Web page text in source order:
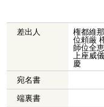
差出人
権都維
位頼厳
師位全
上座威
慶
宛名書
端裏書